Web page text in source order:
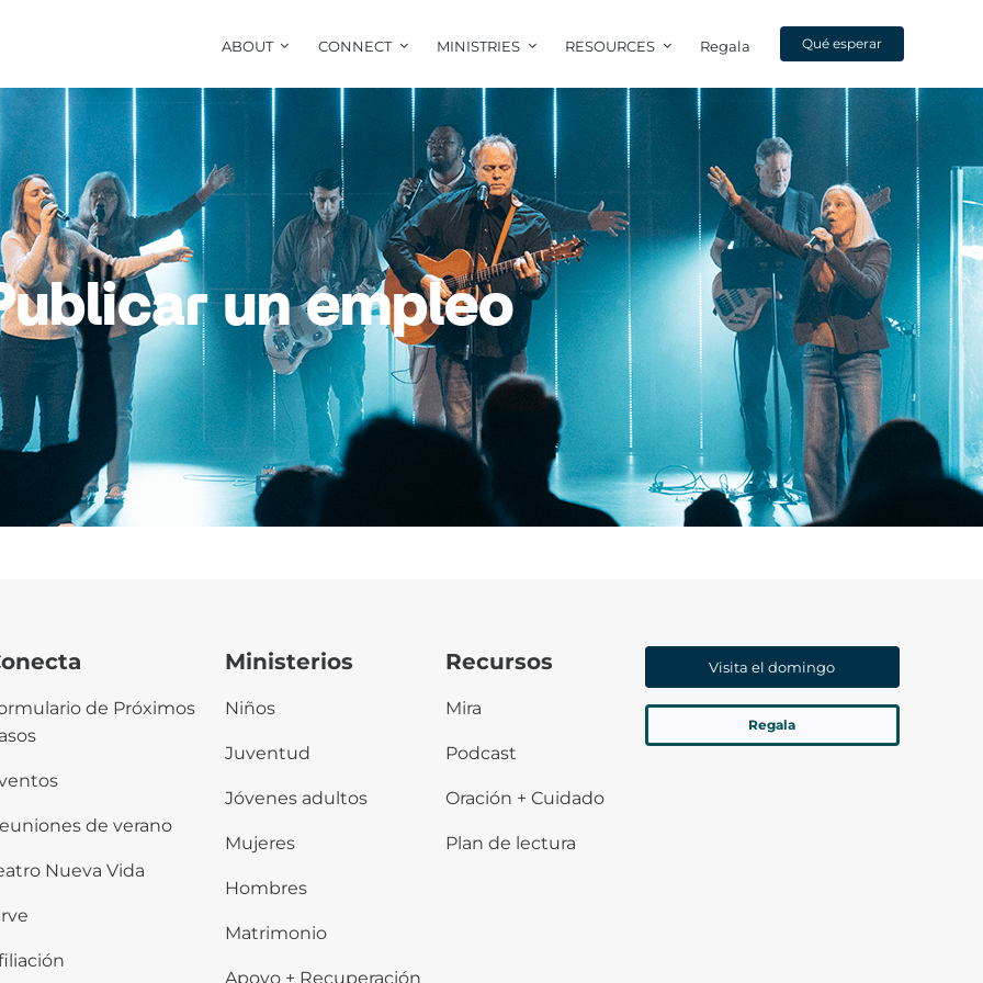
ABOUT CONNECT MINISTRIES RESOURCES Regala Qué esperar
un empleo
de Próximos
de verano
Nueva Vida
Ministerios
Niños
Juventud
Jóvenes adultos
Mujeres
Hombres
Matrimonio
Apoyo + Recuperación
Recursos
Mira
Podcast
Oración + Cuidado
Plan de lectura
Visita el domingo
Regala